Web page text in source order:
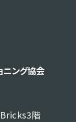
ニング協会
階